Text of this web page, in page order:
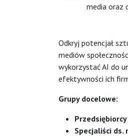
media oraz
Odkryj potencjał
mediów
wykorzystać AI do
efektywności ich
Grupy docelowe:
Specjaliści